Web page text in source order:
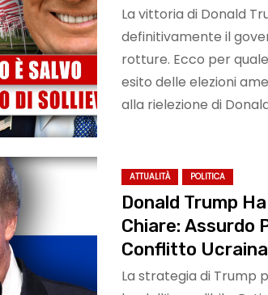
La vittoria di Donald
definitivamente il
rotture. Ecco per
esito delle elezioni
alla rielezione di
ATTUALITÀ POLITICA
Donald Trump
Chiare: Assurdo
Conflitto
La strategia di Trump